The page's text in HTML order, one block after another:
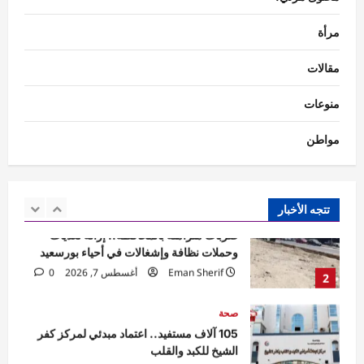
مرأة
مقالات
منوعات
مواطن
تتجه الأخبار
1
2
ضربات متزامنة بالمحافظة.. إزالة تعديات
0
3
صحة
105 آلاف مستفيد.. اعتماد مبدئي لمركز كفر
0
محافظات